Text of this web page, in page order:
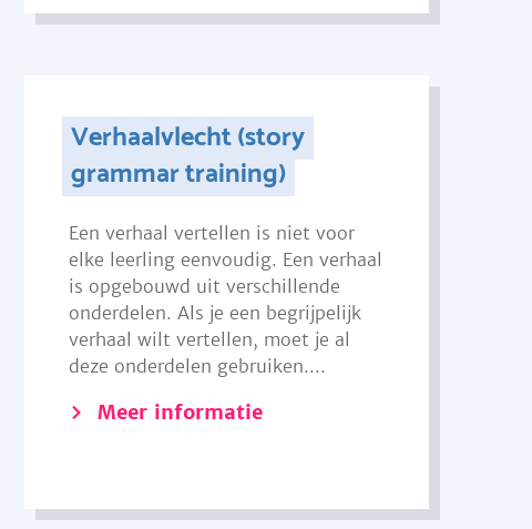
Verhaalvlecht (story
grammar training)
Een verhaal vertellen is niet voor
elke leerling eenvoudig. Een verhaal
is opgebouwd uit verschillende
onderdelen. Als je een begrijpelijk
verhaal wilt vertellen, moet je al
deze onderdelen gebruiken....
Meer informatie